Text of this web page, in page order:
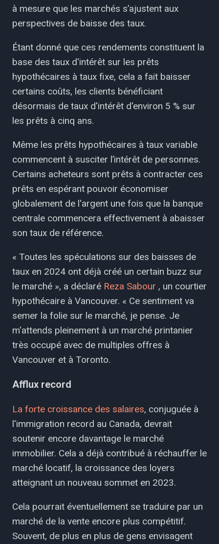
à mesure que les marchés s’ajustent aux
perspectives de baisse des taux.
Étant donné que ces rendements constituent la
base des taux d'intérêt sur les prêts
hypothécaires à taux fixe, cela a fait baisser
certains coûts, les clients bénéficiant
désormais de taux d'intérêt d'environ 5 % sur
les prêts à cinq ans.
Même les prêts hypothécaires à taux variable
commencent à susciter l’intérêt de personnes.
Certains acheteurs sont prêts à contracter ces
prêts en espérant pouvoir économiser
globalement de l'argent une fois que la banque
centrale commencera effectivement à abaisser
son taux de référence.
« Toutes les spéculations sur des baisses de
taux en 2024 ont déjà créé un certain buzz sur
le marché », a déclaré Reza Sabour , un courtier
hypothécaire à Vancouver. « Ce sentiment va
semer la folie sur le marché, je pense. Je
m'attends pleinement à un marché printanier
très occupé avec de multiples offres à
Vancouver et à Toronto.
Afflux record
La forte croissance des salaires, conjuguée à
l'immigration record au Canada, devrait
soutenir encore davantage le marché
immobilier. Cela a déjà contribué à réchauffer le
marché locatif, la croissance des loyers
atteignant un nouveau sommet en 2023.
Cela pourrait éventuellement se traduire par un
marché de la vente encore plus compétitif.
Souvent, de plus en plus de gens envisagent